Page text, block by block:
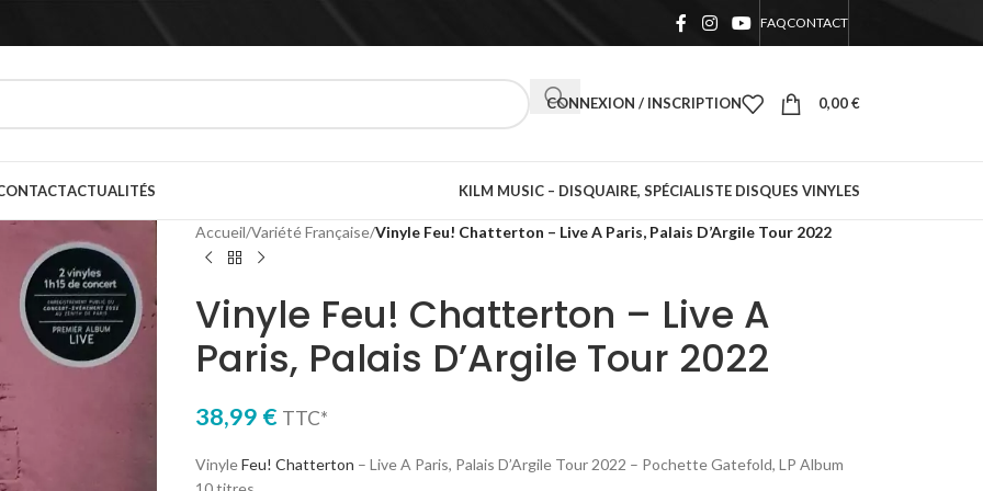
FAQCONTACT
CONNEXION / INSCRIPTION 0,00€
ACTUALITÉS KILM MUSIC – DISQUAIRE, SPÉCIALISTE DISQUES VINYLES
Accueil/Variété Française/Vinyle Feu! Chatterton – Live A Paris, Palais D’Argile Tour 2022
Vinyle Feu! Chatterton – Live A
Paris, Palais D’Argile Tour 2022
38,99 € TTC*
VinyleFeu! Chatterton – Live A Paris, Palais D’Argile Tour 2022 – Pochette Gatefold, LP Album